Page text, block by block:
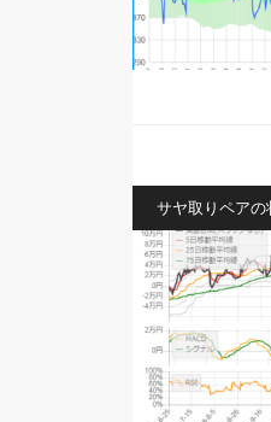
サヤ取りペアの